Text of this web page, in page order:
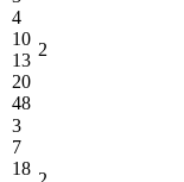
4
10
13
20
48
2
3
7
18